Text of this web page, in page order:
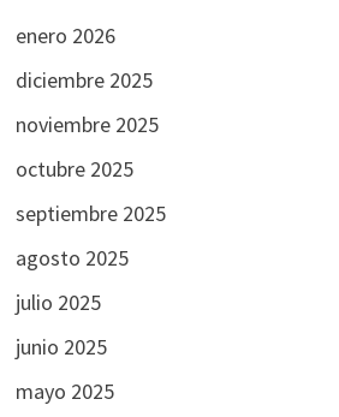
enero 2026
diciembre 2025
noviembre 2025
octubre 2025
septiembre 2025
agosto 2025
julio 2025
junio 2025
mayo 2025